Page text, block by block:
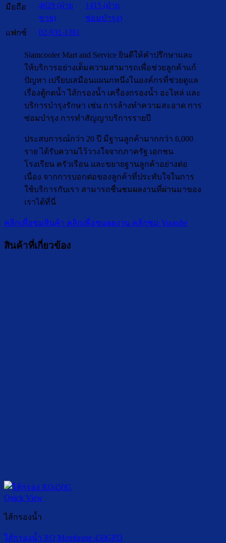
มือถือ
4629 (ฝ่าย
ขาย)
1415 (ฝ่าย
ซ่อมบำรุง)
แฟกซ์
02-931-1381
Siamcooler Mart and Service ยินดีให้คำปรึกษาและ
ให้บริการอย่างเต็มความสามารถเพื่อช่วยลูกค้าแก้
ปัญหา เปรียบเสมือนแผนกหนึ่งในองค์กรที่ช่วยดูแล
เรื่องตู้กดน้ำ ไส้กรองน้ำ เครื่องกรองน้ำ อะไหล่ และ
บริการบำรุงรักษา เช่น การล้างทำความสะอาด การ
ซ่อมบำรุง การทำสัญญาบริการรายปี
ประสบการณ์กว่า 20 ปี มีฐานลูกค้ามากกว่า 6,000
ราย ได้รับความไว้วางใจจากภาครัฐ เอกชน
โรงเรียน ครัวเรือน และขยายฐานลูกค้าอย่างต่อ
เนื่อง จากการบอกต่อของลูกค้าที่ประทับใจในการ
ใช้บริการกับเรา สามารถชื่นชมผลงานที่ผ่านมาของ
เราได้ที่นี่
คลิกเพื่อชมสินค้า คลิกเพื่อชมผลงาน คลิกชม Youtube
สินค้าที่เกี่ยวข้อง
Quick View
ไส้กรองน้ำ
ไส้กรองน้ำ RO Membrane 450GPD